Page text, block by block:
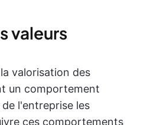
valeurs
valorisation des
un comportement
l'entreprise les
ces comportements